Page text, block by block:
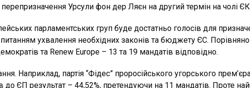
Урсули фон дер Ляєн на другий термін на чолі
парламентських груп буде достатньо голосів для
ухвалення необхідних законів та бюджету ЄС.
та Renew Europe – 13 та 19 мандатів відповідно.
Наприклад, партія “Фідес” проросійського угорського
до ЄП результат – 44,52%, претендуючи на 11 мандатів. Проте